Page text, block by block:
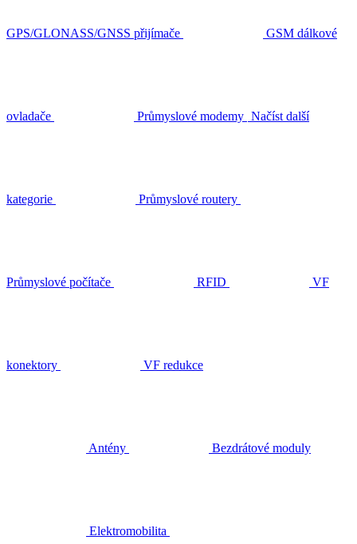
GPS/GLONASS/GNSS přijímače GSM dálkové
ovladače Průmyslové modemy Načíst další
kategorie Průmyslové routery
Průmyslové počítače RFID VF
konektory VF redukce
Antény Bezdrátové moduly
Elektromobilita